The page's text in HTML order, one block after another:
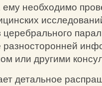
необходимо
разносторонней
или другими
детальное